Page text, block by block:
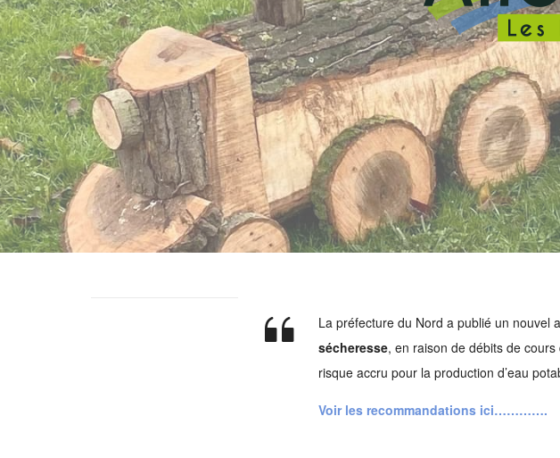
La préfecture du Nord a publié un nouvel
sécheresse, en raison de débits de cours
risque accru pour la production d’eau
Voir les recommandations ici………….